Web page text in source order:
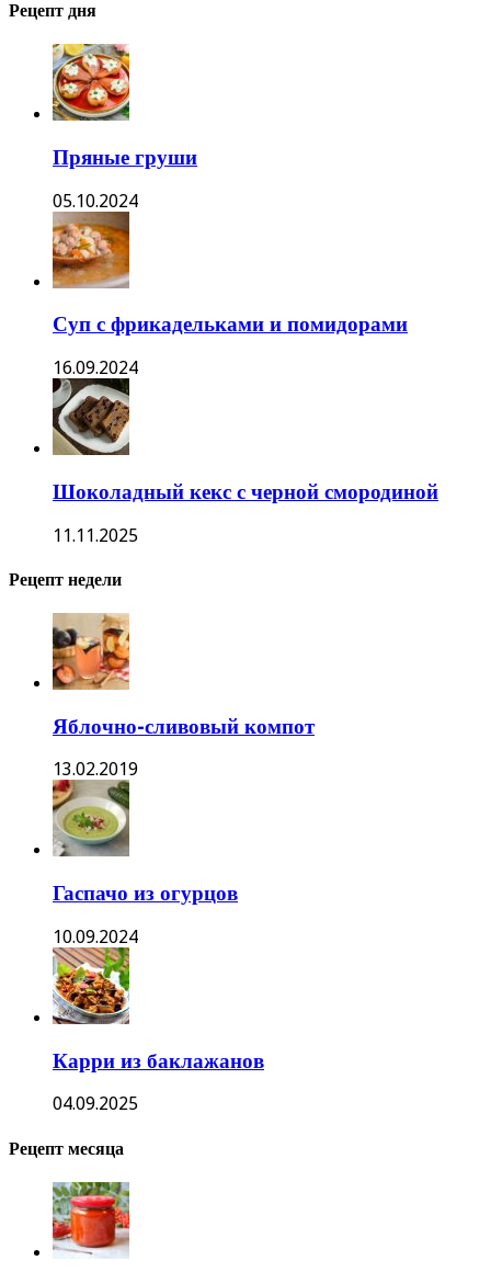
Рецепт дня
Пряные груши
05.10.2024
Суп с фрикадельками и помидорами
16.09.2024
Шоколадный кекс с черной смородиной
11.11.2025
Рецепт недели
Яблочно-сливовый компот
13.02.2019
Гаспачо из огурцов
10.09.2024
Карри из баклажанов
04.09.2025
Рецепт месяца